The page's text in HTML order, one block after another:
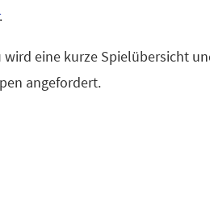
.
eine kurze Spielübersicht
angefordert.